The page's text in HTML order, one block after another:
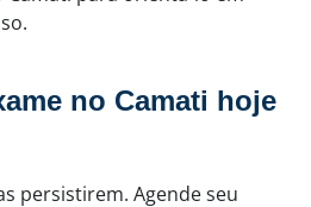
no Camati hoje
persistirem. Agende seu